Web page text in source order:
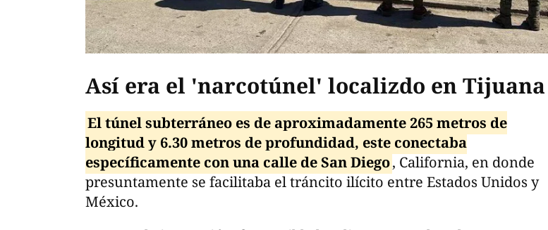
Así era el 'narcotúnel' localizdo en Tijuana
El túnel subterráneo es de aproximadamente 265 metros de
longitud y 6.30 metros de profundidad, este conectaba
específicamente con una calle de San Diego, California, en donde
presuntamente se facilitaba el tráncito ilícito entre Estados Unidos y
México.